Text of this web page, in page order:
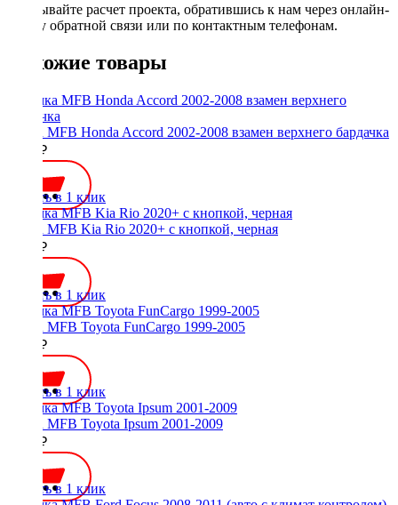
Заказывайте расчет проекта, обратившись к нам через онлайн-
форму обратной связи или по контактным телефонам.
Похожие товары
Рамка MFB Honda Accord 2002-2008 взамен верхнего бардачка
3600 ₽
Купить в 1 клик
Рамка MFB Kia Rio 2020+ с кнопкой, черная
3500 ₽
Купить в 1 клик
Рамка MFB Toyota FunCargo 1999-2005
2800 ₽
Купить в 1 клик
Рамка MFB Toyota Ipsum 2001-2009
1600 ₽
Купить в 1 клик